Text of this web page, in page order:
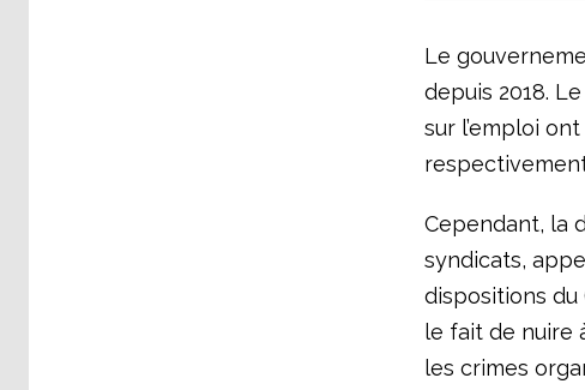
Le
depuis 2018.
sur l’emploi
Cependant, la
syndicats,
dispositions
le fait de nuire
les crimes